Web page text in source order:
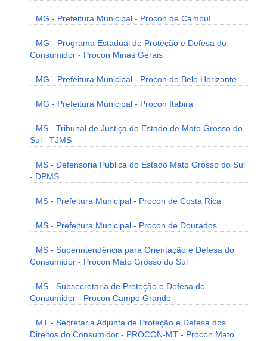
MG - Prefeitura Municipal - Procon de Cambuí
MG - Programa Estadual de Proteção e Defesa do
Consumidor - Procon Minas Gerais
MG - Prefeitura Municipal - Procon de Belo Horizonte
MG - Prefeitura Municipal - Procon Itabira
MS - Tribunal de Justiça do Estado de Mato Grosso do
Sul - TJMS
MS - Defensoria Pública do Estado Mato Grosso do Sul
- DPMS
MS - Prefeitura Municipal - Procon de Costa Rica
MS - Prefeitura Municipal - Procon de Dourados
MS - Superintendência para Orientação e Defesa do
Consumidor - Procon Mato Grosso do Sul
MS - Subsecretaria de Proteção e Defesa do
Consumidor - Procon Campo Grande
MT - Secretaria Adjunta de Proteção e Defesa dos
Direitos do Consumidor - PROCON-MT - Procon Mato